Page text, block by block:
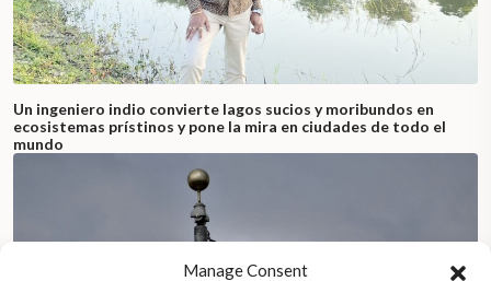
Un ingeniero indio convierte lagos sucios y moribundos en
ecosistemas prístinos y pone la mira en ciudades de todo el
mundo
Manage Consent